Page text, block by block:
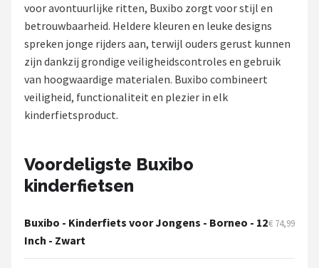
Mountainbikes
Shop
Basil
ABUS
New Looxs
voor avontuurlijke ritten, Buxibo zorgt voor stijl en
betrouwbaarheid. Heldere kleuren en leuke designs
spreken jonge rijders aan, terwijl ouders gerust kunnen
zijn dankzij grondige veiligheidscontroles en gebruik
van hoogwaardige materialen. Buxibo combineert
veiligheid, functionaliteit en plezier in elk
kinderfietsproduct.
Voordeligste Buxibo
kinderfietsen
Buxibo - Kinderfiets voor Jongens - Borneo - 12
Inch - Zwart
€ 74,99